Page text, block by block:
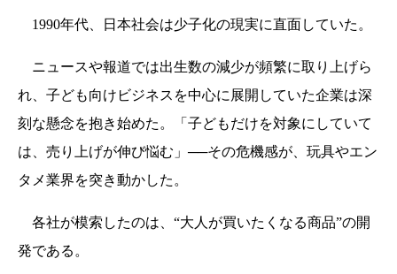
1990年代、日本社会は少子化の現実に直面していた。
ニュースや報道では出生数の減少が頻繁に取り上げら
れ、子ども向けビジネスを中心に展開していた企業は深
刻な懸念を抱き始めた。「子どもだけを対象にしていて
は、売り上げが伸び悩む」──その危機感が、玩具やエン
タメ業界を突き動かした。
各社が模索したのは、“大人が買いたくなる商品”の開
発である。